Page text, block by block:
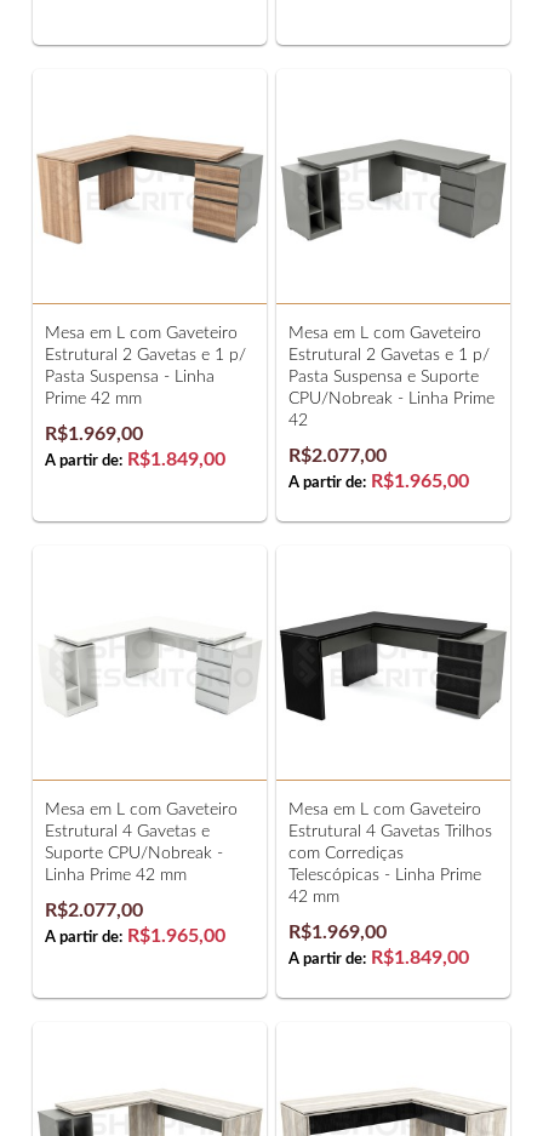
Mesa em L com Gaveteiro
Estrutural 2 Gavetas e 1 p/
Pasta Suspensa - Linha
Prime 42 mm
R$1.969,00
A partir de: R$1.849,00
Mesa em L com Gaveteiro
Estrutural 2 Gavetas e 1 p/
Pasta Suspensa e Suporte
CPU/Nobreak - Linha Prime
42
R$2.077,00
A partir de: R$1.965,00
Mesa em L com Gaveteiro
Estrutural 4 Gavetas e
Suporte CPU/Nobreak -
Linha Prime 42 mm
R$2.077,00
A partir de: R$1.965,00
Mesa em L com Gaveteiro
Estrutural 4 Gavetas Trilhos
com Corrediças
Telescópicas - Linha Prime
42 mm
R$1.969,00
A partir de: R$1.849,00